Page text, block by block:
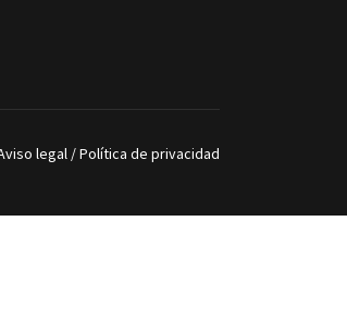
legal /Política de privacidad